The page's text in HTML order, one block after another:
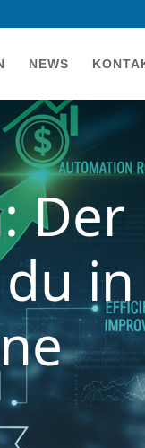
NEWS
Der
in